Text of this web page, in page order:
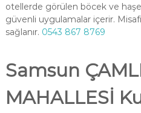
otellerde görülen böcek ve
güvenli uygulamalar içerir.
sağlanır. 0543 867 8769
Samsun
MAHALLESİ